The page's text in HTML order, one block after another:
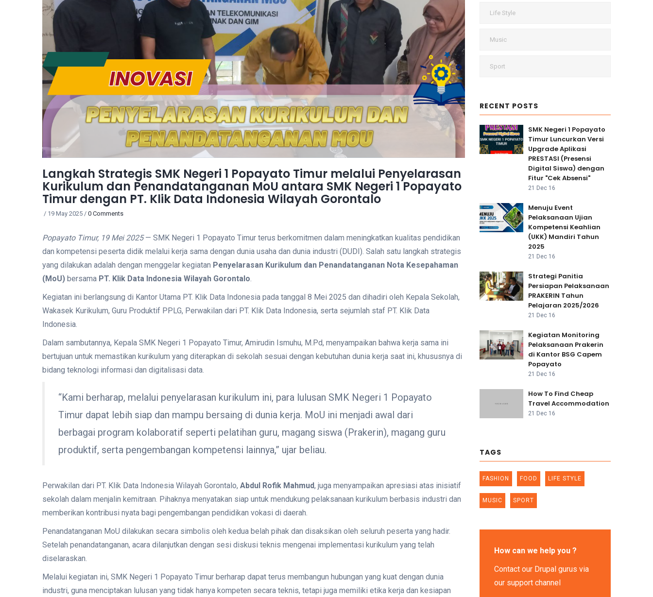
Langkah Strategis SMK Negeri 1 Popayato Timur melalui Penyelarasan
Kurikulum dan Penandatanganan MoU antara SMK Negeri 1 Popayato
Timur dengan PT. Klik Data Indonesia Wilayah Gorontalo
/ 19 May 2025 / 0 Comments
Popayato Timur, 19 Mei 2025— SMK Negeri 1 Popayato Timur terus berkomitmen dalam meningkatkan kualitas pendidikan
dan kompetensi peserta didik melalui kerja sama dengan dunia usaha dan dunia industri (DUDI). Salah satu langkah strategis
yang dilakukan adalah dengan menggelar kegiatan Penyelarasan Kurikulum dan Penandatanganan Nota Kesepahaman
(MoU) bersama PT. Klik Data Indonesia Wilayah Gorontalo.
Kegiatan ini berlangsung di Kantor Utama PT. Klik Data Indonesia pada tanggal 8 Mei 2025 dan dihadiri oleh Kepala Sekolah,
Wakasek Kurikulum, Guru Produktif PPLG, Perwakilan dari PT. Klik Data Indonesia, serta sejumlah staf PT. Klik Data
Indonesia.
Dalam sambutannya, Kepala SMK Negeri 1 Popayato Timur, Amirudin Ismuhu, M.Pd, menyampaikan bahwa kerja sama ini
bertujuan untuk memastikan kurikulum yang diterapkan di sekolah sesuai dengan kebutuhan dunia kerja saat ini, khususnya di
bidang teknologi informasi dan digitalisasi data.
“Kami berharap, melalui penyelarasan kurikulum ini, para lulusan SMK Negeri 1 Popayato
Timur dapat lebih siap dan mampu bersaing di dunia kerja. MoU ini menjadi awal dari
berbagai program kolaboratif seperti pelatihan guru, magang siswa (Prakerin), magang guru
produktif, serta pengembangan kompetensi lainnya,” ujar beliau.
Perwakilan dari PT. Klik Data Indonesia Wilayah Gorontalo, Abdul Rofik Mahmud, juga menyampaikan apresiasi atas inisiatif
sekolah dalam menjalin kemitraan. Pihaknya menyatakan siap untuk mendukung pelaksanaan kurikulum berbasis industri dan
memberikan kontribusi nyata bagi pengembangan pendidikan vokasi di daerah.
Penandatanganan MoU dilakukan secara simbolis oleh kedua belah pihak dan disaksikan oleh seluruh peserta yang hadir.
Setelah penandatanganan, acara dilanjutkan dengan sesi diskusi teknis mengenai implementasi kurikulum yang telah
diselaraskan.
Melalui kegiatan ini, SMK Negeri 1 Popayato Timur berharap dapat terus membangun hubungan yang kuat dengan dunia
industri, guna menciptakan lulusan yang tidak hanya kompeten secara teknis, tetapi juga memiliki etika kerja dan kesiapan
Life Style
Music
Sport
RECENT POSTS
SMK Negeri 1 Popayato
Timur Luncurkan Versi
Upgrade Aplikasi
PRESTASI (Presensi
Digital Siswa) dengan
Fitur "Cek Absensi"
21 Dec 16
Menuju Event
Pelaksanaan Ujian
Kompetensi Keahlian
(UKK) Mandiri Tahun
2025
21 Dec 16
Strategi Panitia
Persiapan Pelaksanaan
PRAKERIN Tahun
Pelajaran 2025/2026
21 Dec 16
Kegiatan Monitoring
Pelaksanaan Prakerin
di Kantor BSG Capem
Popayato
21 Dec 16
How To Find Cheap
Travel Accommodation
21 Dec 16
TAGS
FASHION FOOD LIFE STYLE
MUSIC SPORT
How can we help you ?
Contact our Drupal gurus via
our support channel